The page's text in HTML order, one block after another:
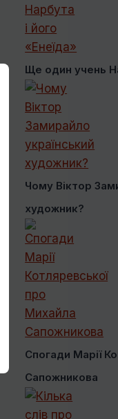
Ще один учень
Чому Віктор
художник?
Спогади Марії
Сапожникова